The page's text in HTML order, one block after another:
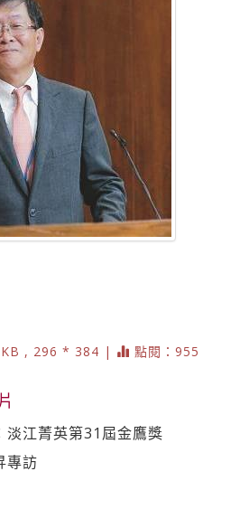
, 296 * 384 | 點閱：955
淡江菁英第31屆金鷹獎
專訪